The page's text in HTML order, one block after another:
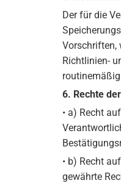
Der für die
Vorschriften,
Richtlinien-
6. Rechte
• a) Recht
• b) Recht
gewährte